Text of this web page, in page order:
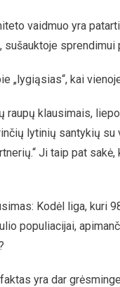
vaidmuo yra
sušauktoje sprendimui
„lygiąsias“, kai
klausimais,
lytinių santykių
Ji taip pat
Kodėl liga, kuri
populiacijai,
yra dar